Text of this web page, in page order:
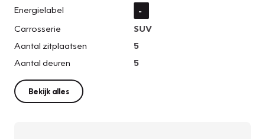
Energielabel
-
Carrosserie
SUV
Aantal zitplaatsen
5
Aantal deuren
5
Bekijk alles